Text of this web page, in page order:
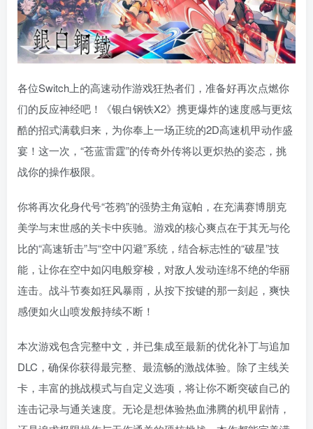
各位Switch上的高速动作游戏狂热者们，准备好再次点燃你
们的反应神经吧！《银白钢铁X2》携更爆炸的速度感与更炫
酷的招式满载归来，为你奉上一场正统的2D高速机甲动作盛
宴！这一次，“苍蓝雷霆”的传奇外传将以更炽热的姿态，挑
战你的操作极限。
你将再次化身代号“苍鸦”的强势主角寇帕，在充满赛博朋克
美学与末世感的关卡中疾驰。游戏的核心爽点在于其无与伦
比的“高速斩击”与“空中闪避”系统，结合标志性的“破星”技
能，让你在空中如闪电般穿梭，对敌人发动连绵不绝的华丽
连击。战斗节奏如狂风暴雨，从按下按键的那一刻起，爽快
感便如火山喷发般持续不断！
本次游戏包含完整中文，并已集成至最新的优化补丁与追加
DLC，确保你获得最完整、最流畅的激战体验。除了主线关
卡，丰富的挑战模式与自定义选项，将让你不断突破自己的
连击记录与通关速度。无论是想体验热血沸腾的机甲剧情，